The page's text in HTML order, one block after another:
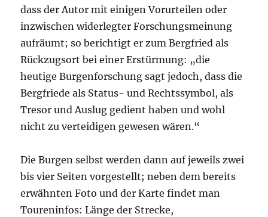
dass der Autor mit einigen Vorurteilen oder
inzwischen widerlegter Forschungsmeinung
aufräumt; so berichtigt er zum Bergfried als
Rückzugsort bei einer Erstürmung: „die
heutige Burgenforschung sagt jedoch, dass die
Bergfriede als Status- und Rechtssymbol, als
Tresor und Auslug gedient haben und wohl
nicht zu verteidigen gewesen wären.“
Die Burgen selbst werden dann auf jeweils zwei
bis vier Seiten vorgestellt; neben dem bereits
erwähnten Foto und der Karte findet man
Toureninfos: Länge der Strecke,